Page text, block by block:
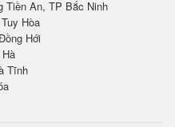
Tiền An, TP Bắc Ninh
Hòa
Hới
Tĩnh